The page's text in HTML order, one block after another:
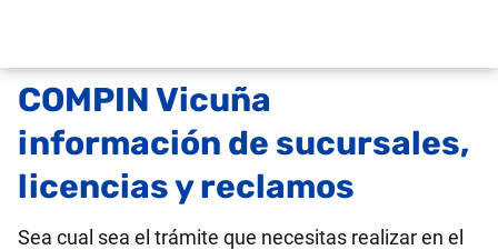
COMPIN Vicuña
información de sucursales,
licencias y reclamos
Sea cual sea el trámite que necesitas realizar en el